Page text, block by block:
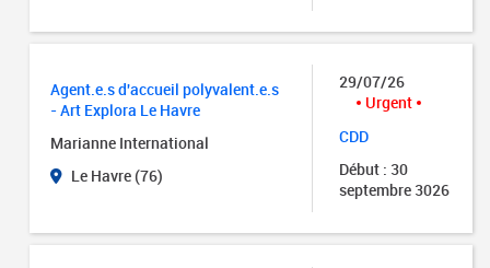
Agent.e.s d'accueil polyvalent.e.s
- Art Explora Le Havre
Marianne International
Le Havre (76)
29/07/26
Urgent
CDD
Début : 30
septembre 3026